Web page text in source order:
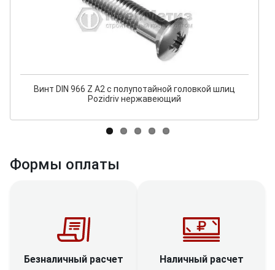
Винт DIN 966 Z A2 с полупотайной головкой шлиц
Pozidriv нержавеющий
Формы оплаты
Безналичный расчет Наличный расчет